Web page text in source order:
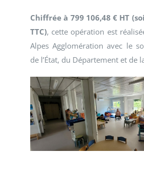
Chiffrée à 799 106,48 € HT
TTC), cette opération est
Alpes Agglomération avec le
de l’État, du Département et de